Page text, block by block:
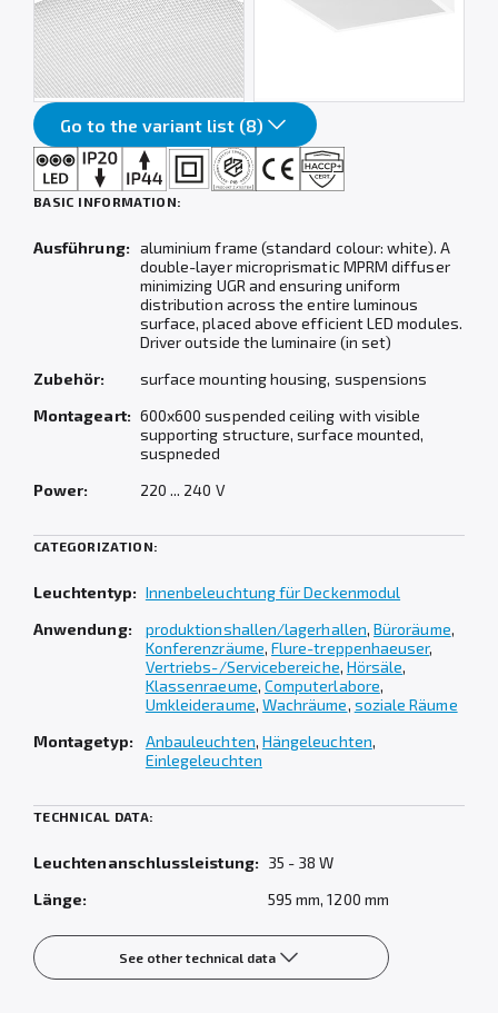
Go to the variant list (8)
BASIC INFORMATION:
Ausführung: aluminium frame (standard colour: white). A
double-layer microprismatic MPRM diffuser
minimizing UGR and ensuring uniform
distribution across the entire luminous
surface, placed above efficient LED modules.
Driver outside the luminaire (in set)
Zubehör:
surface mounting housing, suspensions
Montageart: 600x600 suspended ceiling with visible
supporting structure, surface mounted,
suspneded
Power:
220 ... 240 V
CATEGORIZATION:
Leuchtentyp: Innenbeleuchtung für Deckenmodul
Anwendung:
produktionshallen/lagerhallen,Büroräume,
Konferenzräume, Flure-treppenhaeuser,
Vertriebs-/Servicebereiche, Hörsäle,
Klassenraeume, Computerlabore,
Umkleideraume, Wachräume, soziale Räume
Montagetyp:
Anbauleuchten, Hängeleuchten,
Einlegeleuchten
TECHNICAL DATA:
Leuchtenanschlussleistung: 35 - 38 W
Länge:
595 mm, 1200 mm
See other technical data